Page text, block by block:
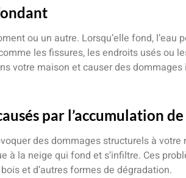
ou un autre. Lorsqu’elle fond, l’eau
les fissures, les endroits usés ou
votre maison et causer des
par l’accumulation
des dommages structurels à votre
à la neige qui fond et s’infiltre. Ces
et d’autres formes de dégradation.